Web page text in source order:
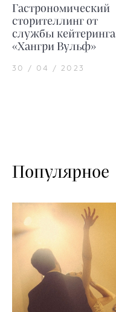
Гастрономический
сторителлинг от
службы кейтеринга
«Хангри Вульф»
30 / 04 / 2023
Популярное